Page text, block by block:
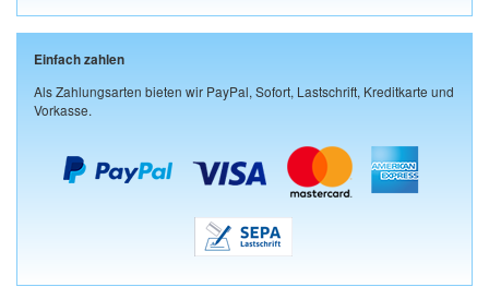
Einfach zahlen
Als Zahlungsarten bieten wir PayPal, Sofort, Lastschrift, Kreditkarte und
Vorkasse.